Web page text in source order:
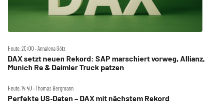
Heute, 20:00 ‧ Annalena Götz
DAX setzt neuen Rekord: SAP marschiert vorweg, Allianz,
Munich Re & Daimler Truck patzen
Heute, 14:40 ‧ Thomas Bergmann
Perfekte US‑Daten – DAX mit nächstem Rekord